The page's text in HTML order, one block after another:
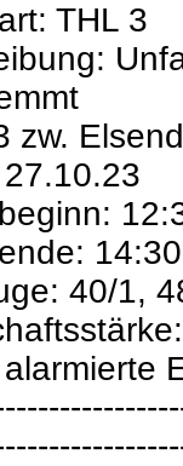
THL 3
zw.
14:30
40/1,